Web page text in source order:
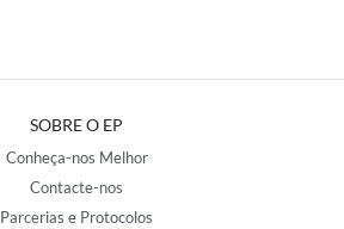
SOBRE O EP
Conheça-nos Melhor
Contacte-nos
Parcerias e Protocolos